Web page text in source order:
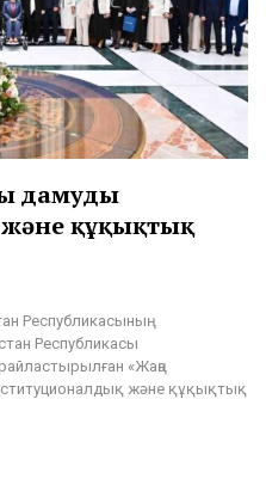
дамудың
құқықтық
Республикасының
Республикасы
«Жаңа
және құқықтық